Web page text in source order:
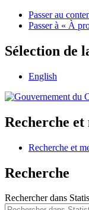
Passer au
Passer à « À
Sélection de
English
Recherche et
Recherche et
Recherche
Rechercher dans